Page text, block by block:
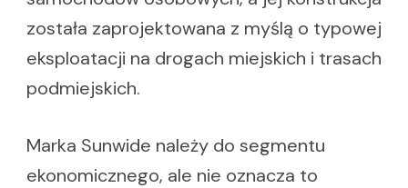
została zaprojektowana z myślą o typowej
eksploatacji na drogach miejskich i trasach
podmiejskich.
Marka Sunwide należy do segmentu
ekonomicznego, ale nie oznacza to